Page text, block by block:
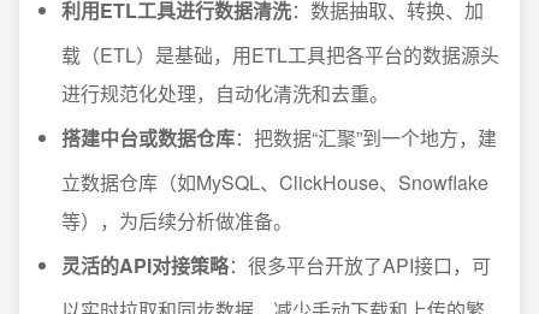
利用ETL工具进行数据清洗：数据抽取、转换、加
载（ETL）是基础，用ETL工具把各平台的数据源头
进行规范化处理，自动化清洗和去重。
搭建中台或数据仓库：把数据“汇聚”到一个地方，建
立数据仓库（如MySQL、ClickHouse、Snowflake
等），为后续分析做准备。
灵活的API对接策略：很多平台开放了API接口，可